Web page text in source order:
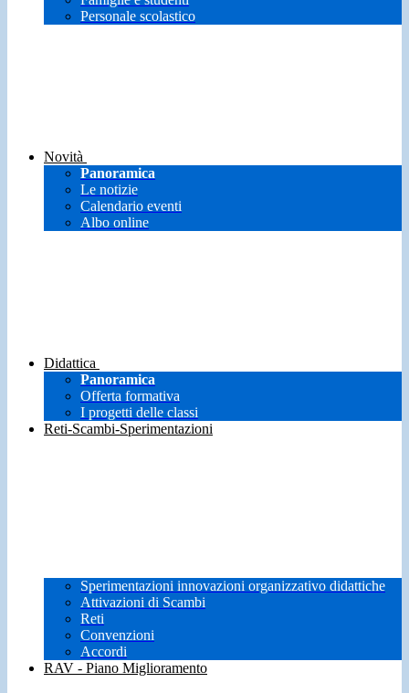
Personale scolastico
Novità
Panoramica
Le notizie
Calendario eventi
Albo online
Didattica
Panoramica
Offerta formativa
I progetti delle classi
Reti-Scambi-Sperimentazioni
Sperimentazioni innovazioni organizzativo didattiche
Attivazioni di Scambi
Reti
Convenzioni
Accordi
RAV - Piano Miglioramento